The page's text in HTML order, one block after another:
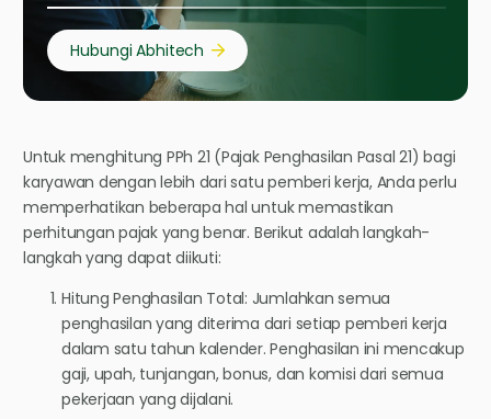
Hubungi Abhitech
Untuk menghitung PPh 21 (Pajak Penghasilan Pasal 21) bagi
karyawan dengan lebih dari satu pemberi kerja, Anda perlu
memperhatikan beberapa hal untuk memastikan
perhitungan pajak yang benar. Berikut adalah langkah-
langkah yang dapat diikuti:
Hitung Penghasilan Total: Jumlahkan semua
penghasilan yang diterima dari setiap pemberi kerja
dalam satu tahun kalender. Penghasilan ini mencakup
gaji, upah, tunjangan, bonus, dan komisi dari semua
pekerjaan yang dijalani.